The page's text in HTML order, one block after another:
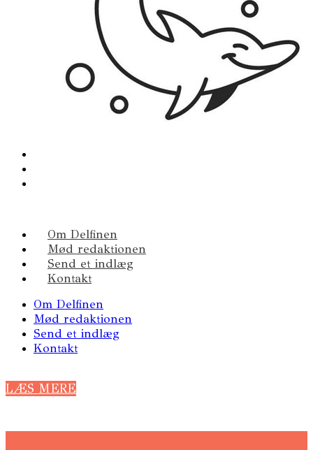
Om Delfinen
Mød redaktionen
Send et indlæg
Kontakt
Om Delfinen
Mød redaktionen
Send et indlæg
Kontakt
LÆS MERE